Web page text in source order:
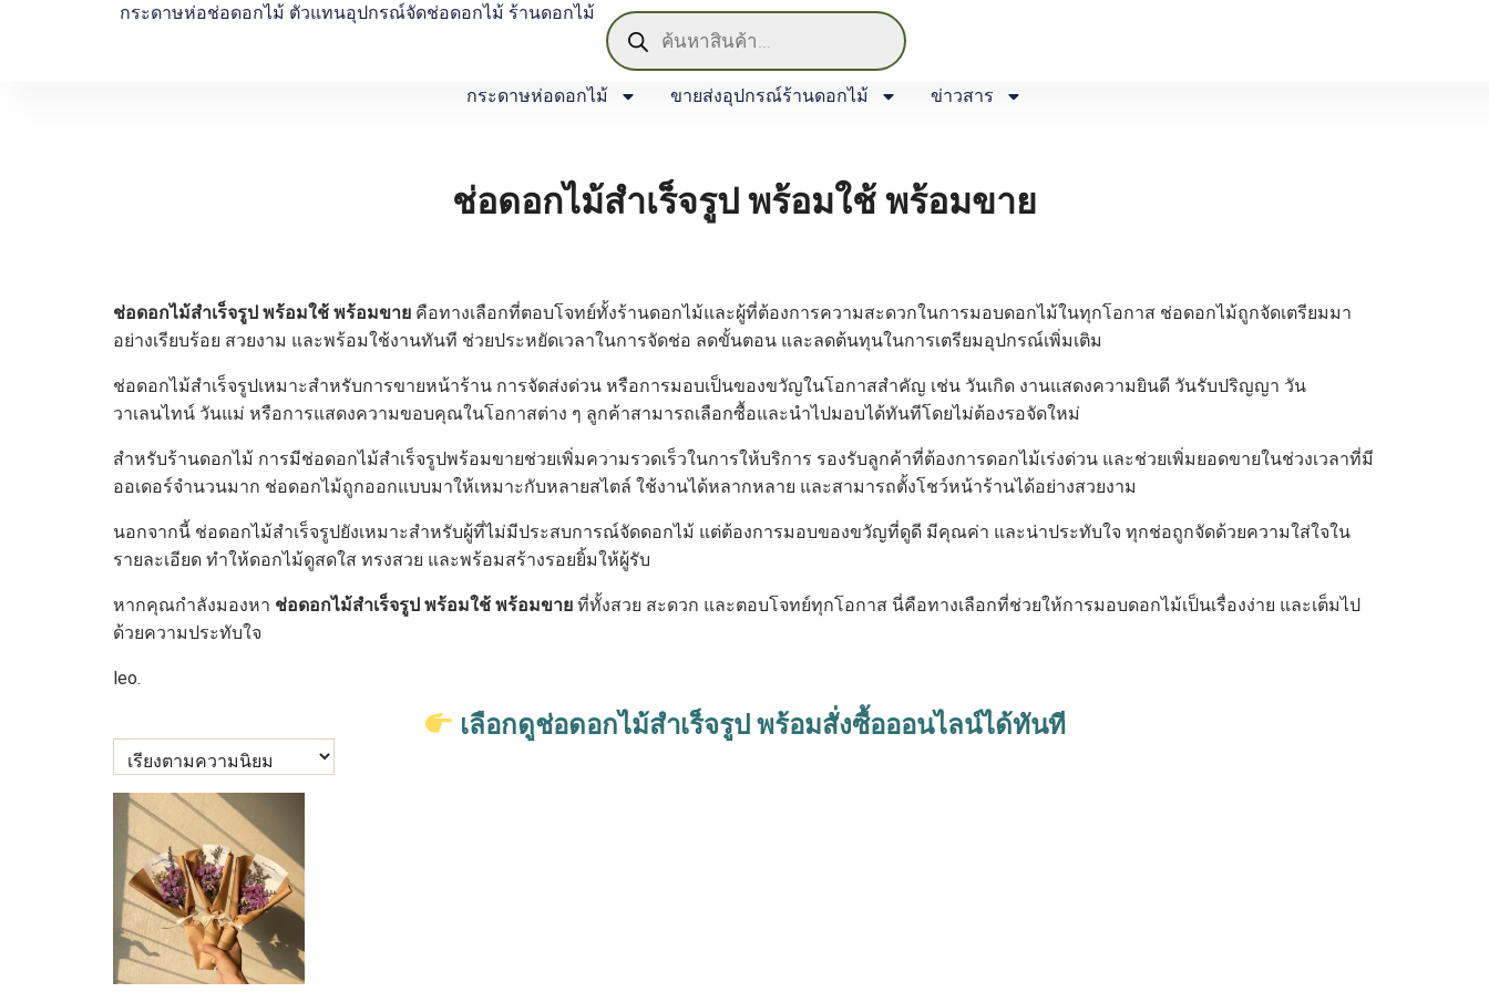
กระดาษห่อช่อดอกไม้ ตัวแทนอุปกรณ์จัดช่อดอกไม้ ร้านดอกไม้
กระดาษห่อดอกไม้ ขายส่งอุปกรณ์ร้านดอกไม้ ข่าวสาร
ช่อดอกไม้สำเร็จรูป พร้อมใช้ พร้อมขาย
ช่อดอกไม้สำเร็จรูป พร้อมใช้ พร้อมขาย คือทางเลือกที่ตอบโจทย์ทั้งร้านดอกไม้และผู้ที่ต้องการความสะดวกในการมอบดอกไม้ในทุกโอกาส ช่อดอกไม้ถูกจัดเตรียมมา
อย่างเรียบร้อย สวยงาม และพร้อมใช้งานทันที ช่วยประหยัดเวลาในการจัดช่อ ลดขั้นตอน และลดต้นทุนในการเตรียมอุปกรณ์เพิ่มเติม
ช่อดอกไม้สำเร็จรูปเหมาะสำหรับการขายหน้าร้าน การจัดส่งด่วน หรือการมอบเป็นของขวัญในโอกาสสำคัญ เช่น วันเกิด งานแสดงความยินดี วันรับปริญญา วัน
วาเลนไทน์ วันแม่ หรือการแสดงความขอบคุณในโอกาสต่าง ๆ ลูกค้าสามารถเลือกซื้อและนำไปมอบได้ทันทีโดยไม่ต้องรอจัดใหม่
สำหรับร้านดอกไม้ การมีช่อดอกไม้สำเร็จรูปพร้อมขายช่วยเพิ่มความรวดเร็วในการให้บริการ รองรับลูกค้าที่ต้องการดอกไม้เร่งด่วน และช่วยเพิ่มยอดขายในช่วงเวลาที่มี
ออเดอร์จำนวนมาก ช่อดอกไม้ถูกออกแบบมาให้เหมาะกับหลายสไตล์ ใช้งานได้หลากหลาย และสามารถตั้งโชว์หน้าร้านได้อย่างสวยงาม
นอกจากนี้ ช่อดอกไม้สำเร็จรูปยังเหมาะสำหรับผู้ที่ไม่มีประสบการณ์จัดดอกไม้ แต่ต้องการมอบของขวัญที่ดูดี มีคุณค่า และน่าประทับใจ ทุกช่อถูกจัดด้วยความใส่ใจใน
รายละเอียด ทำให้ดอกไม้ดูสดใส ทรงสวย และพร้อมสร้างรอยยิ้มให้ผู้รับ
หากคุณกำลังมองหา ช่อดอกไม้สำเร็จรูป พร้อมใช้ พร้อมขาย ที่ทั้งสวย สะดวก และตอบโจทย์ทุกโอกาส นี่คือทางเลือกที่ช่วยให้การมอบดอกไม้เป็นเรื่องง่าย และเต็มไป
ด้วยความประทับใจ
leo.
เลือกดูช่อดอกไม้สำเร็จรูป พร้อมสั่งซื้อออนไลน์ได้ทันที